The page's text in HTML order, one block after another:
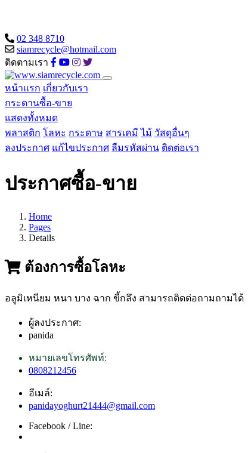
02 348 8710
siamrecycle@hotmail.com
ติดตามเรา
หน้าแรก เกี่ยวกับเรา
กระดานซื้อ-ขาย
แสดงทั้งหมด
พลาสติก โลหะ กระดาษ สารเคมี ไม้ วัสดุอื่นๆ
ลงประกาศ แก้ไขประกาศ ลืมรหัสผ่าน ติดต่อเรา
ประกาศซื้อ-ขาย
Home
Pages
Details
ต้องการซื้อโลหะ
อลูมิเหนียม หนา บาง ฉาก ขี้กลึง สามารถติดต่อถามถามได้
ผู้ลงประกาศ:
panida
หมายเลขโทรศัพท์:
0808212456
อีเมล์:
panidayoghurt21444@gmail.com
Facebook / Line: